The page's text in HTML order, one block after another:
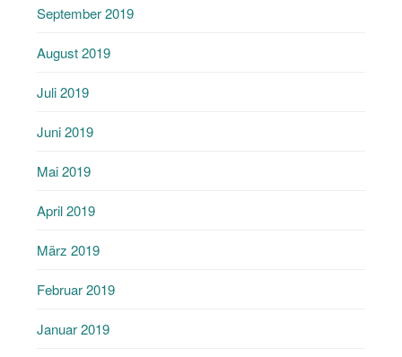
September 2019
August 2019
Juli 2019
Juni 2019
Mai 2019
April 2019
März 2019
Februar 2019
Januar 2019